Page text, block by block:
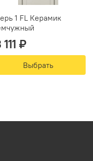
1 FL Керамик
111 ₽
Выбрать